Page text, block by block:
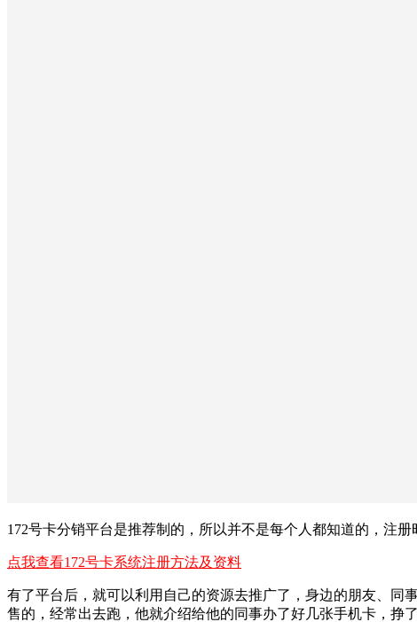
172号卡分销平台是推荐制的，所以并不是每个人都知道的，注
点我查看172号卡系统注册方法及资料
有了平台后，就可以利用自己的资源去推广了，身边的朋友、同
售的，经常出去跑，他就介绍给他的同事办了好几张手机卡，挣